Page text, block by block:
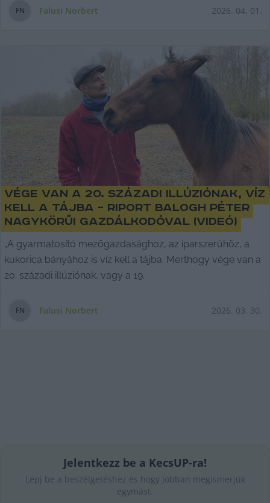
FN Falusi Norbert 2026. 04. 01.
Vége van a 20. századi illúziónak, víz
kell a tájba – riport Balogh Péter
nagykörűi gazdálkodóval (videó)
„A gyarmatosító mezőgazdasághoz, az iparszerűhöz, a
kukorica bányához is víz kell a tájba. Merthogy vége van a
20. századi illúziónak, vagy a 19.
FN Falusi Norbert 2026. 03. 30.
Jelentkezz be a KecsUP-ra!
Lépj be a beszélgetéshez és hogy jobban megismerjük
egymást.